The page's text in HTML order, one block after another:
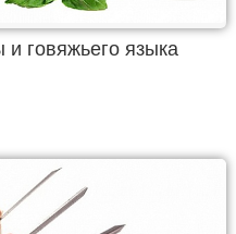
говяжьего языка